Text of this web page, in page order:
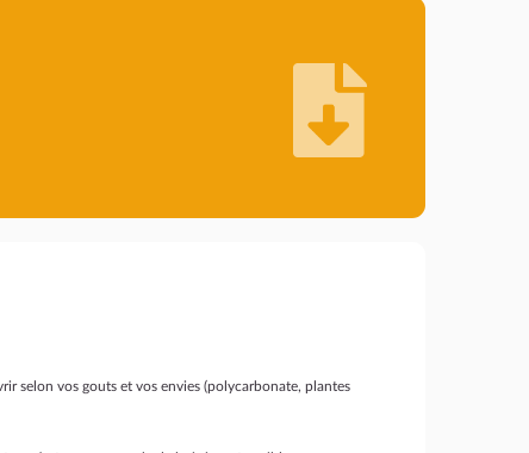
selon vos gouts et vos envies (polycarbonate, plantes